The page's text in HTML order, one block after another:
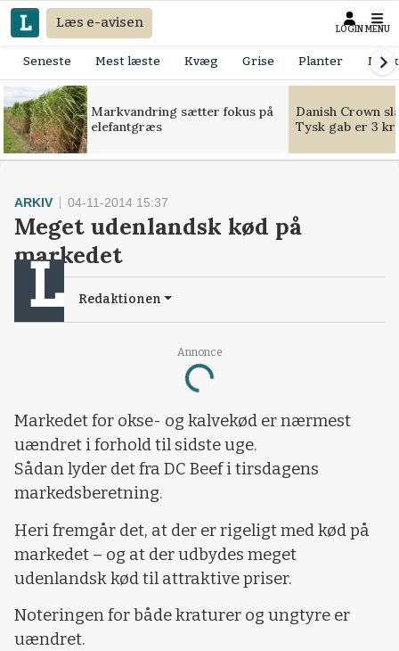
Læs e-avisen LOGIN MENU
Seneste Mest læste Kvæg Grise Planter
Markvandring sætter fokus på
elefantgræs
Danish Crown
Tysk gab er 3
Annonce
Loading...
ARKIV 04-11-2014 15:37
Meget udenlandsk kød på
markedet
Redaktionen
Markedet for okse- og kalvekød er nærmest
uændret i forhold til sidste uge.
Sådan lyder det fra DC Beef i tirsdagens
markedsberetning.
Heri fremgår det, at der er rigeligt med kød på
markedet – og at der udbydes meget
udenlandsk kød til attraktive priser.
Noteringen for både kraturer og ungtyre er
uændret.